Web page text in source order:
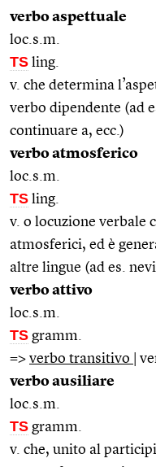
verbo aspettuale
loc.s.m.
TS ling.
v. che determina
verbo dipendente (ad
continuare a, ecc.)
verbo atmosferico
loc.s.m.
TS ling.
v. o locuzione verbale
atmosferici, ed è
altre lingue (ad es.
verbo attivo
loc.s.m.
TS gramm.
=> verbo transitivo
|
verbo ausiliare
loc.s.m.
TS gramm.
v. che, unito al